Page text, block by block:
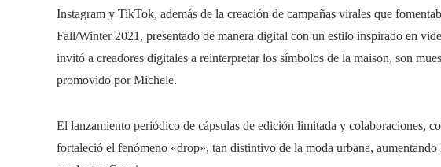
Instagram y TikTok, además de la creación de campañas virales que
Fall/Winter 2021, presentado de manera digital con un estilo inspirado en
invitó a creadores digitales a reinterpretar los símbolos de la maison, son
promovido por Michele.
El lanzamiento periódico de cápsulas de edición limitada y colaboraciones,
fortaleció el fenómeno «drop», tan distintivo de la moda urbana,